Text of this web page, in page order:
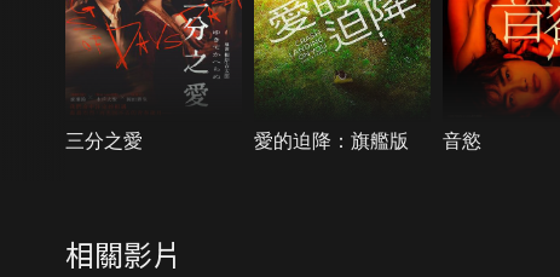
三分之愛 愛的迫降：旗艦版 音慾
相關影片